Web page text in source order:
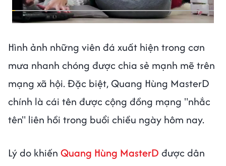
Hình ảnh những viên đá xuất hiện trong cơn
mưa nhanh chóng được chia sẻ mạnh mẽ trên
mạng xã hội. Đặc biệt, Quang Hùng MasterD
chính là cái tên được cộng đồng mạng "nhắc
tên" liên hồi trong buổi chiều ngày hôm nay.
Lý do khiến Quang Hùng MasterD được dân